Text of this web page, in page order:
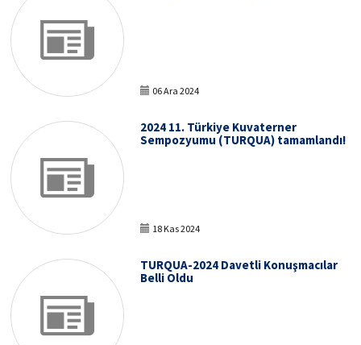
06 Ara 2024
2024 11. Türkiye Kuvaterner
Sempozyumu (TURQUA) tamamlandı!
18 Kas 2024
TURQUA-2024 Davetli Konuşmacılar
Belli Oldu